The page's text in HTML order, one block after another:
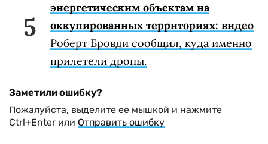
энергетическим объектам на
оккупированных территориях: видео
Роберт Бровди сообщил, куда именно
прилетели дроны.
Заметили ошибку?
Пожалуйста, выделите ее мышкой и нажмите
Ctrl+Enter или Отправить ошибку